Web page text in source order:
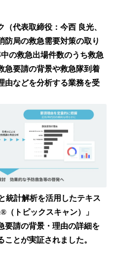
代表取締役：今西 良光、
防局の救急需要対策の取り
の救急出場件数のうち救急
急要請の背景や救急隊到着
由などを分析する業務を受
統計解析を活用したテキス
（トピックスキャン）」
要請の背景・理由の詳細を
とが実証されました。